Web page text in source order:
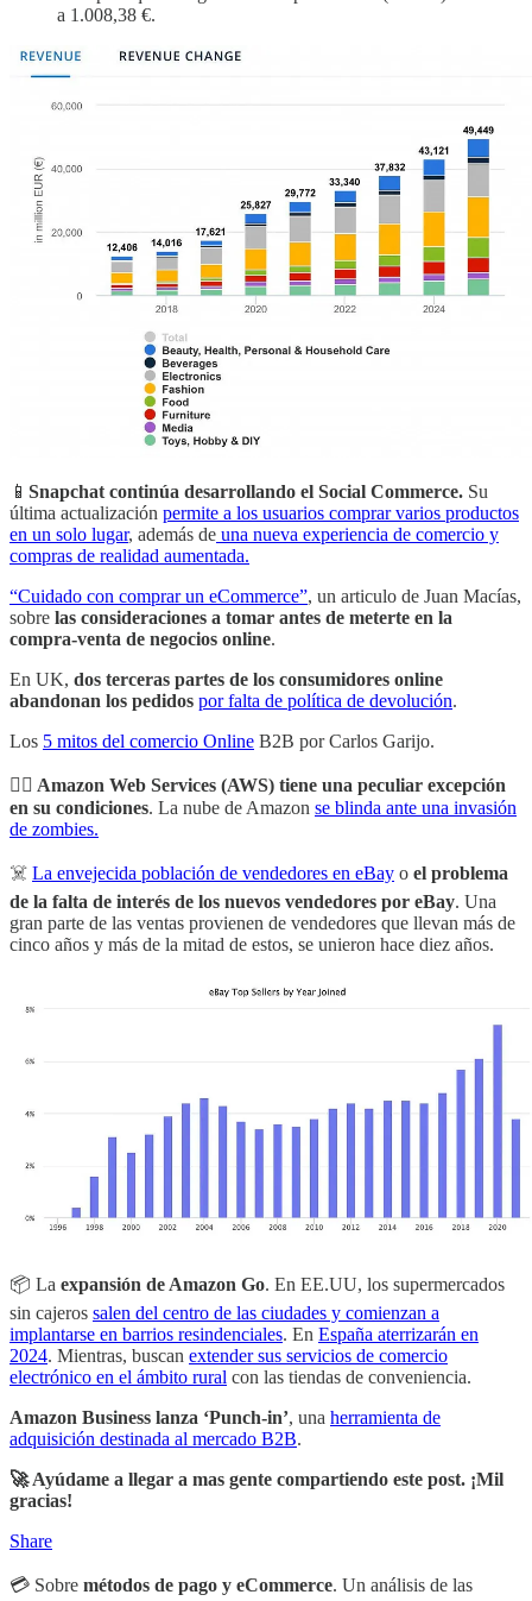
a 1.008,38 €.
📱 Snapchat continúa desarrollando el Social Commerce. Su
última actualización permite a los usuarios comprar varios productos
en un solo lugar, además de una nueva experiencia de comercio y
compras de realidad aumentada.
“Cuidado con comprar un eCommerce”, un articulo de Juan Macías,
sobre las consideraciones a tomar antes de meterte en la
compra-venta de negocios online.
En UK, dos terceras partes de los consumidores online
abandonan los pedidos por falta de política de devolución.
Los 5 mitos del comercio Online B2B por Carlos Garijo.
🧟‍♂️ Amazon Web Services (AWS) tiene una peculiar excepción
en su condiciones. La nube de Amazon se blinda ante una invasión
de zombies.
☠️ La envejecida población de vendedores en eBay o el problema
de la falta de interés de los nuevos vendedores por eBay. Una
gran parte de las ventas provienen de vendedores que llevan más de
cinco años y más de la mitad de estos, se unieron hace diez años.
📦 La expansión de Amazon Go. En EE.UU, los supermercados
sin cajeros salen del centro de las ciudades y comienzan a
implantarse en barrios resindenciales. En España aterrizarán en
2024. Mientras, buscan extender sus servicios de comercio
electrónico en el ámbito rural con las tiendas de conveniencia.
Amazon Business lanza ‘Punch-in’, una herramienta de
adquisición destinada al mercado B2B.
🚀 Ayúdame a llegar a mas gente compartiendo este post. ¡Mil
gracias!
Share
💳 Sobre métodos de pago y eCommerce. Un análisis de las